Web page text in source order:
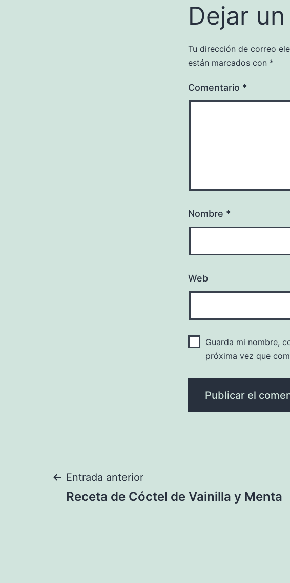
Dejar
Tu dirección de correo
están marcados con *
Comentario *
Nombre *
Web
Guarda mi nombre,
próxima vez que
Navegación
Entrada anterior
Receta de Cóctel de Vainilla y Menta